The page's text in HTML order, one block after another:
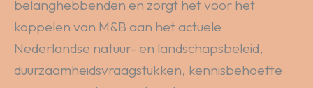
belanghebbenden en zorgt het voor het
koppelen van M&B aan het actuele
Nederlandse natuur- en landschapsbeleid,
duurzaamheidsvraagstukken, kennisbehoefte